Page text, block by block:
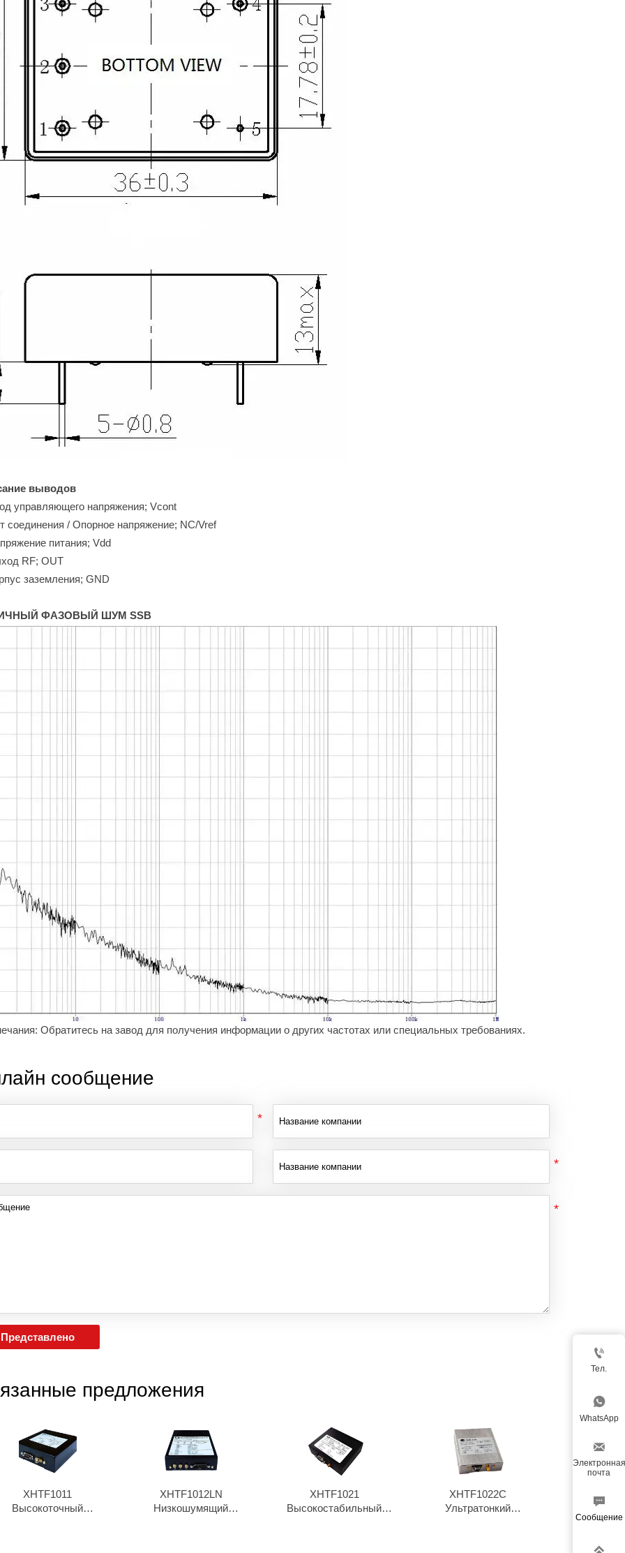
выводов
управляющего напряжения; Vcont
соединения / Опорное напряжение; NC/Vref
питания; Vdd
RF; OUT
заземления; GND
ФАЗОВЫЙ ШУМ SSB
Обратитесь на завод для получения информации о других частотах или специальных требованиях.
сообщение
Представлено
предложения
XHTF1011
Высокоточный
XHTF1012LN
Низкошумящий
XHTF1021
Высокостабильный
XHTF1022C
Ультратонкий

Тел.

WhatsApp

Электронная
почта

Сообщение